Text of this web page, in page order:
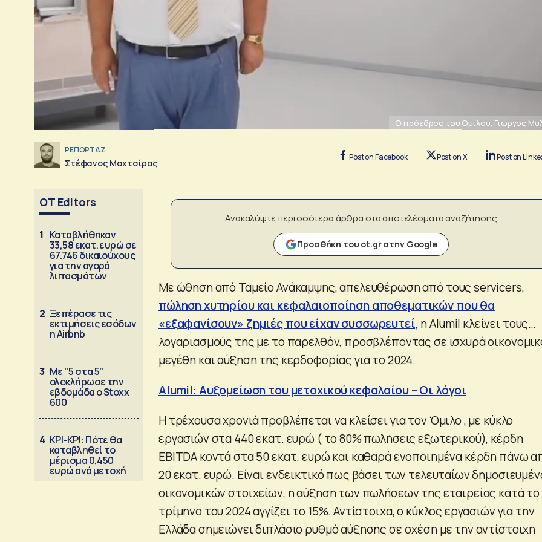
O πρόεδρος του Ομίλου, Γιώργος
ΡΕΠΟΡΤΑΖ
Στέφανος Μαχτσίρας
Post on Facebook Post on X Post on
OT Editors
1 Καταβλήθηκαν
33,58 εκατ. ευρώ σε
67.746 δικαιούχους
για την αγορά
λιπασμάτων
2 Ξεπέρασε τις
εκτιμήσεις εσόδων
η Airbnb
3 Με "5 στα 5"
ολοκλήρωσε την
εβδομάδα ο Stoxx
600
4 ΚΡΙ-ΚΡΙ: Πότε θα
καταβληθεί το
μέρισμα 0,450
ευρώ ανά μετοχή
Ανακαλύψτε περισσότερα άρθρα στα αποτελέσματα αναζήτησης
Προσθήκη του ot.gr στην Google
Mε ώθηση από Ταμείο Ανάκαμψης, απελευθέρωση από τους servicers,
πώληση χυτηρίου και κεφαλαιοποίηση αποθεματικών που θα
«εξαφανίσουν» ζημιές που είχαν συσσωρευτεί,η Αlumil κλείνει τους…
λογαριασμούς της με το παρελθόν, προσβλέποντας σε ισχυρά
μεγέθη και αύξηση της κερδοφορίας για το 2024.
Alumil: Αυξομείωση του μετοχικού κεφαλαίου – Οι λόγοι
Η τρέχουσα χρονιά προβλέπεται να κλείσει για τον Όμιλο , με κύκλο
εργασιών στα 440 εκατ. ευρώ ( το 80% πωλήσεις εξωτερικού), κέρδη
EBITDA κοντά στα 50 εκατ. ευρώ και καθαρά ενοποιημένα κέρδη πάνω
20 εκατ. ευρώ. Είναι ενδεικτικό πως βάσει των τελευταίων
οικονομικών στοιχείων, η αύξηση των πωλήσεων της εταιρείας κατά το
τρίμηνο του 2024 αγγίζει το 15%. Αντίστοιχα, ο κύκλος εργασιών για την
Ελλάδα σημειώνει διπλάσιο ρυθμό αύξησης σε σχέση με την αντίστοιχη